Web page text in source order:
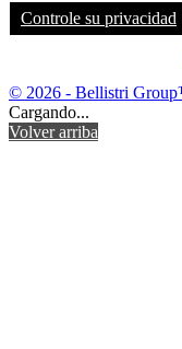
Controle su privacidad
© 2026 - Bellistri
Cargando...
Volver arriba